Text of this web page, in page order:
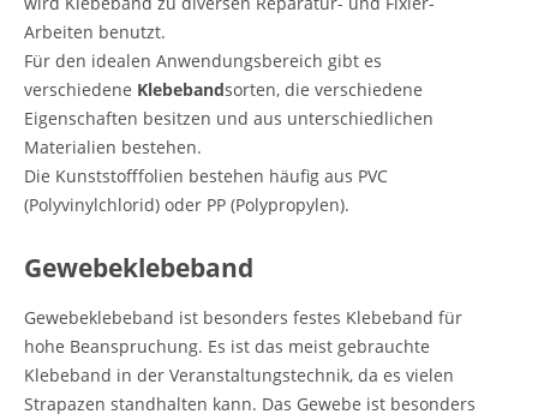
Arbeiten benutzt.
Für den idealen Anwendungsbereich gibt es
verschiedene Klebebandsorten, die verschiedene
Eigenschaften besitzen und aus unterschiedlichen
Materialien bestehen.
Die Kunststofffolien bestehen häufig aus PVC
(Polyvinylchlorid) oder PP (Polypropylen).
Gewebeklebeband
Gewebeklebeband ist besonders festes Klebeband für
hohe Beanspruchung. Es ist das meist gebrauchte
Klebeband in der Veranstaltungstechnik, da es vielen
Strapazen standhalten kann. Das Gewebe ist besonders